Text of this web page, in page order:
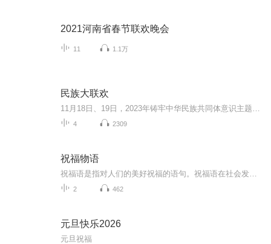
2021河南省春节联欢晚会
11 1.1万
民族大联欢
4 2309
祝福物语
2 462
元旦快乐2026
元旦祝福